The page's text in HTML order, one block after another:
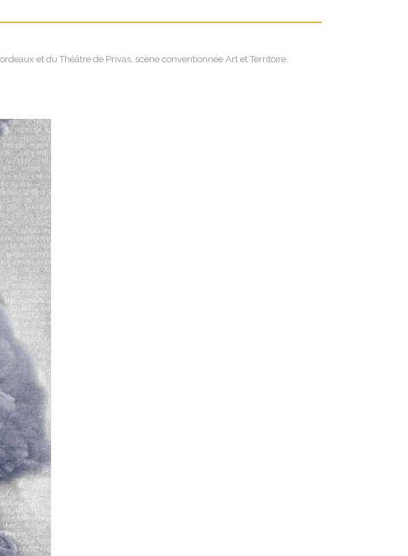
et du Théâtre de Privas, scène conventionnée Art et Territoire.